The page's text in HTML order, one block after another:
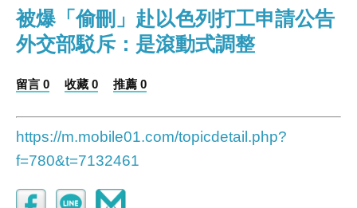
被爆「偷刪」赴以色列打工申請公告
外交部駁斥：是滾動式調整
留言 0 收藏 0 推薦 0
https://m.mobile01.com/topicdetail.php?
f=780&t=7132461